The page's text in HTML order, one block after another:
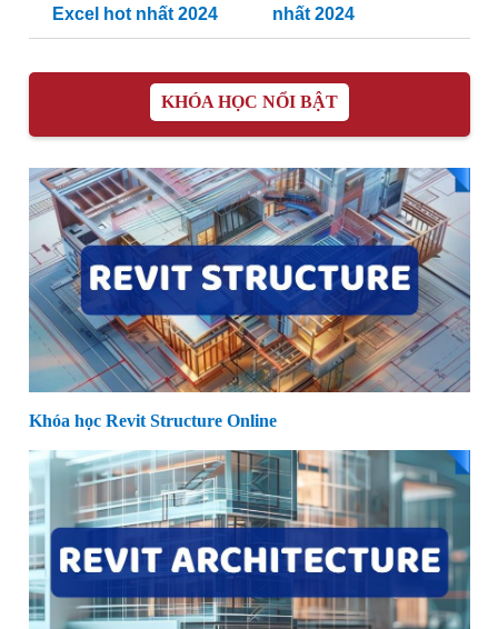
Excel hot nhất 2024
nhất 2024
KHÓA HỌC NỔI BẬT
Khóa học Revit Structure Online